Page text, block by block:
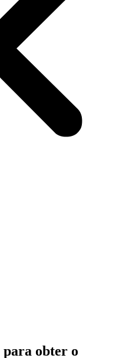
para obter o